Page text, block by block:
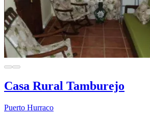
Casa Rural Tamburejo
Puerto Hurraco